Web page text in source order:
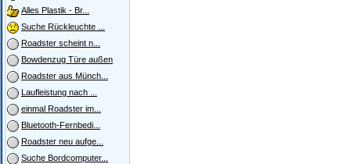
Alles Plastik - Br...
Suche Rückleuchte ...
Roadster scheint n...
Bowdenzug Türe außen
Roadster aus Münch...
Laufleistung nach ...
einmal Roadster im...
Bluetooth-Fernbedi...
Roadster neu aufge...
Suche Bordcomputer...